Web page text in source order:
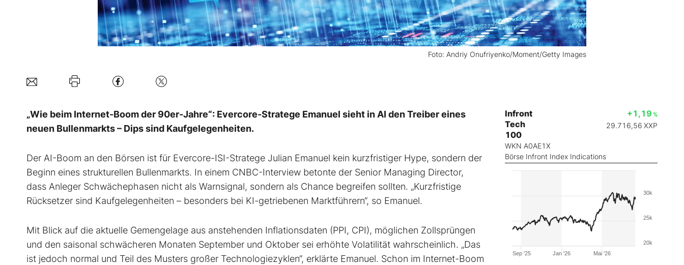
Foto: Andriy Onufriyenko/Moment/Getty Images
„Wie beim Internet-Boom der 90er-Jahre“: Evercore-Stratege Emanuel sieht in AI den Treiber eines
neuen Bullenmarkts – Dips sind Kaufgelegenheiten.
Der AI-Boom an den Börsen ist für Evercore-ISI-Stratege Julian Emanuel kein kurzfristiger Hype, sondern der
Beginn eines strukturellen Bullenmarkts. In einem CNBC-Interview betonte der Senior Managing Director,
dass Anleger Schwächephasen nicht als Warnsignal, sondern als Chance begreifen sollten. „Kurzfristige
Rücksetzer sind Kaufgelegenheiten – besonders bei KI-getriebenen Marktführern“, so Emanuel.
Mit Blick auf die aktuelle Gemengelage aus anstehenden Inflationsdaten (PPI, CPI), möglichen Zollsprüngen
und den saisonal schwächeren Monaten September und Oktober sei erhöhte Volatilität wahrscheinlich. „Das
ist jedoch normal und Teil des Musters großer Technologiezyklen“, erklärte Emanuel. Schon im Internet-Boom
Infront
Tech
100
WKN A0AE1X
Börse Infront Index Indications
+1,19 %
29.716,56 XXP
Jan '26
Sep '25 Mai '26
20k
25k
30k